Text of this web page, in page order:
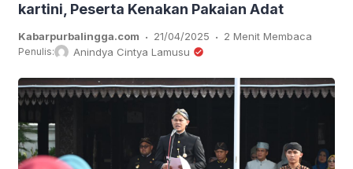
kartini, Peserta Kenakan Pakaian Adat
Kabarpurbalingga.com . 21/04/2025 . 2 Menit Membaca
Penulis: Anindya Cintya Lamusu